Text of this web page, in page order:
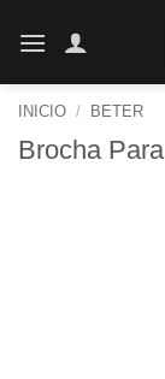
INICIO / BETER
Brocha